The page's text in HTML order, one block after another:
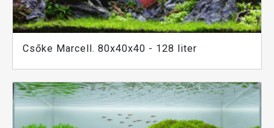
Csőke Marcell. 80x40x40 - 128 liter